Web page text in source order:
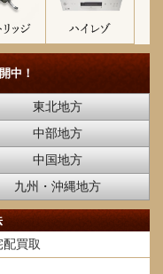
中！
東北地方
中部地方
中国地方
九州・沖縄地方
配買取